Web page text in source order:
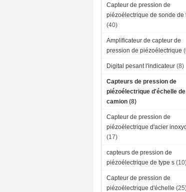
Capteur de pression de
piézoélectrique de sonde de
(40)
Amplificateur de capteur de
pression de piézoélectrique
Digital pesant l'indicateur (8)
Capteurs de pression de
piézoélectrique d'échelle de
camion (8)
Capteur de pression de
piézoélectrique d'acier
(17)
capteurs de pression de
piézoélectrique de type s
Capteur de pression de
piézoélectrique d'échelle